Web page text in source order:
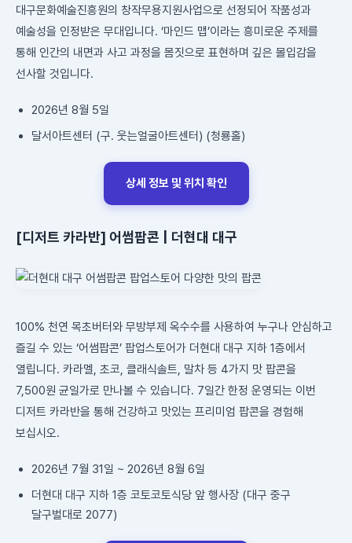
대구문화예술진흥원의 창작무용지원사업으로 선정되어 작품성과
예술성을 인정받은 무대입니다. ‘마인드 맵’이라는 흥미로운 주제를
통해 인간의 내면과 사고 과정을 몸짓으로 표현하며 깊은 몰입감을
선사할 것입니다.
2026년 8월 5일
달서아트센터 (구. 웃는얼굴아트센터) (청룡홀)
상세 정보 및 위치 확인
[디저트 카라반] 어썸팝콘 | 더현대 대구
100% 천연 목초버터와 무방부제 옥수수를 사용하여 누구나 안심하고
즐길 수 있는 ‘어썸팝콘’ 팝업스토어가 더현대 대구 지하 1층에서
열립니다. 카라멜, 초코, 클래식솔트, 말차 등 4가지 맛 팝콘을
7,500원 균일가로 만나볼 수 있습니다. 7일간 한정 운영되는 이번
디저트 카라반을 통해 건강하고 맛있는 프리미엄 팝콘을 경험해
보십시오.
2026년 7월 31일 ~ 2026년 8월 6일
더현대 대구 지하 1층 코토코토식당 앞 행사장 (대구 중구
달구벌대로 2077)